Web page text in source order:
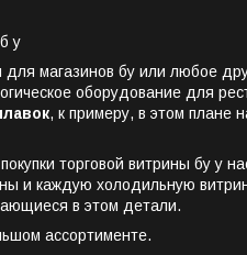
у
магазинов бу или любое
оборудование для
, к примеру, в этом плане
торговой витрины бу у
и каждую холодильную
в этом детали.
ассортименте.